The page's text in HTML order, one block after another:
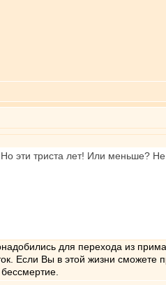
эти триста лет! Или меньше?
для перехода из
Если Вы в этой жизни